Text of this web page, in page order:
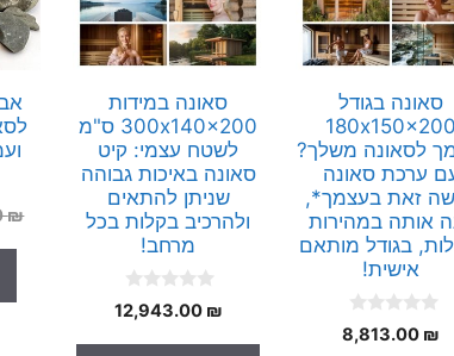
סאונה בגודל
180x150x200
לסאונה משלך?
ערכת סאונה
זאת בעצמך*,
אותה במהירות
בגודל מותאם
אישית!
0
o
8,813.00 ₪
סאונה במידות
300x140x200 ס"מ
לשטח עצמי: קיט
סאונה באיכות גבוהה
שניתן להתאים
ולהרכיב בקלות בכל
מרחב!
0
o
12,943.00 ₪
₪